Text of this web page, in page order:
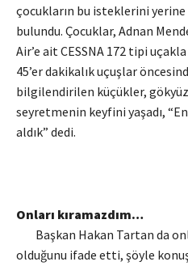
çocukların bu isteklerini
bulundu. Çocuklar, Adnan
Air’e ait CESSNA 172 tipi
45’er dakikalık uçuşlar
bilgilendirilen küçükler,
seyretmenin keyfini yaşadı,
aldık” dedi.
Onları kıramazdım…
Başkan Hakan Tartan da
olduğunu ifade etti, şöyle